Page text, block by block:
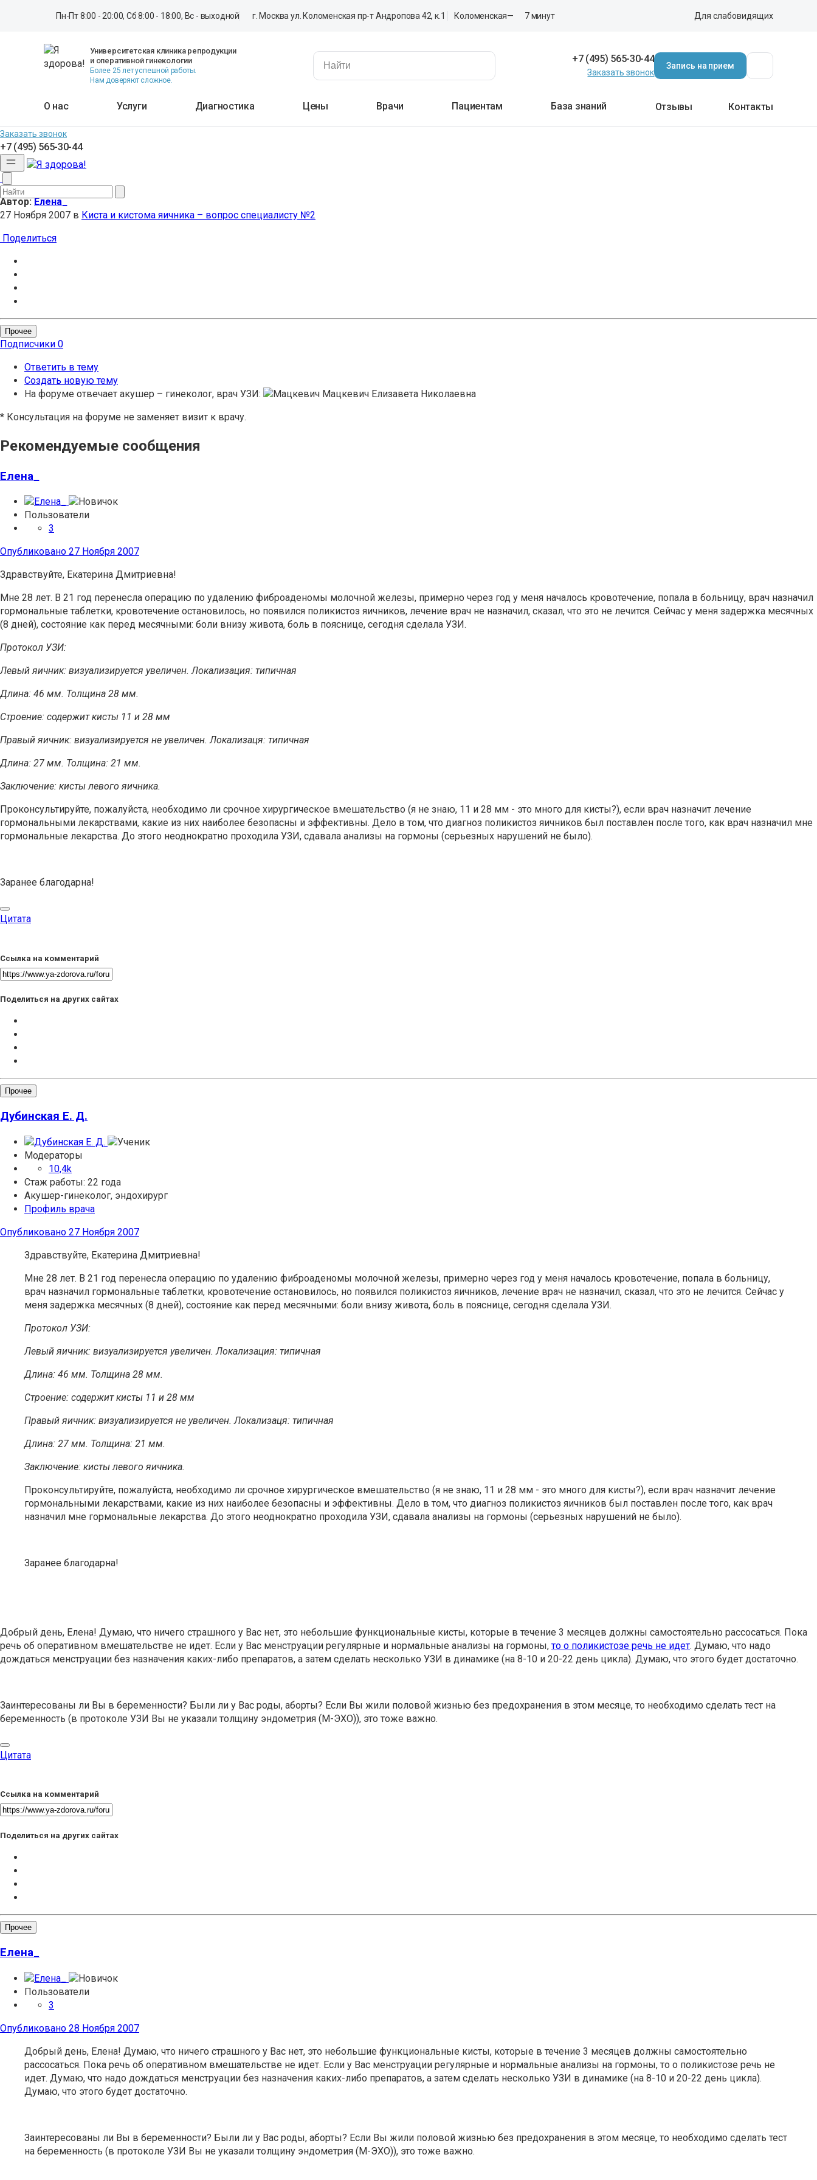
Пн-Пт 8:00 - 20:00, Сб 8:00 - 18:00, Вс - выходной г. Москва ул. Коломенская пр-т Андропова 42, к.1 Коломенская— 7 минут Для слабовидящих
Университетская клиника репродукции
и оперативной гинекологии
Более 25 лет успешной работы.
Нам доверяют сложное.
+7 (495) 565-30-44
Заказать звонок
Запись на прием
О нас Услуги Диагностика Цены Врачи Пациентам База знаний Отзывы Контакты
Заказать звонок
+7 (495) 565-30-44
Для слабовидящих
Вся активность
Главная
ON-LINE КОНСУЛЬТАЦИЯ
Киста – вопрос специалисту №3
Киста – вопрос специалисту №3
Автор:Елена_
27 Ноября 2007 в Киста и кистома яичника – вопрос специалисту №2
Поделиться
Прочее
Подписчики 0
Ответить в тему
Создать новую тему
На форуме отвечает акушер – гинеколог, врач УЗИ:
Мацкевич Елизавета Николаевна
* Консультация на форуме не заменяет визит к врачу.
Рекомендуемые сообщения
Елена_
Пользователи
3
Опубликовано 27 Ноября 2007
Здравствуйте, Екатерина Дмитриевна!
Мне 28 лет. В 21 год перенесла операцию по удалению фиброаденомы молочной железы, примерно через год у меня началось кровотечение, попала в больницу, врач назначил
гормональные таблетки, кровотечение остановилось, но появился поликистоз яичников, лечение врач не назначил, сказал, что это не лечится. Сейчас у меня задержка месячных
(8 дней), состояние как перед месячными: боли внизу живота, боль в пояснице, сегодня сделала УЗИ.
Протокол УЗИ:
Левый яичник: визуализируется увеличен. Локализация: типичная
Длина: 46 мм. Толщина 28 мм.
Строение: содержит кисты 11 и 28 мм
Правый яичник: визуализируется не увеличен. Локализаця: типичная
Длина: 27 мм. Толщина: 21 мм.
Заключение: кисты левого яичника.
Проконсультируйте, пожалуйста, необходимо ли срочное хирургическое вмешательство (я не знаю, 11 и 28 мм - это много для кисты?), если врач назначит лечение
гормональными лекарствами, какие из них наиболее безопасны и эффективны. Дело в том, что диагноз поликистоз яичников был поставлен после того, как врач назначил мне
гормональные лекарства. До этого неоднократно проходила УЗИ, сдавала анализы на гормоны (серьезных нарушений не было).
Заранее благодарна!
Цитата
Ссылка на комментарий
Поделиться на других сайтах
Прочее
Дубинская Е. Д.
Модераторы
10,4k
Стаж работы: 22 года
Акушер-гинеколог, эндохирург
Профиль врача
Опубликовано 27 Ноября 2007
Здравствуйте, Екатерина Дмитриевна!
Мне 28 лет. В 21 год перенесла операцию по удалению фиброаденомы молочной железы, примерно через год у меня началось кровотечение, попала в больницу,
врач назначил гормональные таблетки, кровотечение остановилось, но появился поликистоз яичников, лечение врач не назначил, сказал, что это не лечится. Сейчас у
меня задержка месячных (8 дней), состояние как перед месячными: боли внизу живота, боль в пояснице, сегодня сделала УЗИ.
Протокол УЗИ:
Левый яичник: визуализируется увеличен. Локализация: типичная
Длина: 46 мм. Толщина 28 мм.
Строение: содержит кисты 11 и 28 мм
Правый яичник: визуализируется не увеличен. Локализаця: типичная
Длина: 27 мм. Толщина: 21 мм.
Заключение: кисты левого яичника.
Проконсультируйте, пожалуйста, необходимо ли срочное хирургическое вмешательство (я не знаю, 11 и 28 мм - это много для кисты?), если врач назначит лечение
гормональными лекарствами, какие из них наиболее безопасны и эффективны. Дело в том, что диагноз поликистоз яичников был поставлен после того, как врач
назначил мне гормональные лекарства. До этого неоднократно проходила УЗИ, сдавала анализы на гормоны (серьезных нарушений не было).
Заранее благодарна!
Добрый день, Елена! Думаю, что ничего страшного у Вас нет, это небольшие функциональные кисты, которые в течение 3 месяцев должны самостоятельно рассосаться. Пока
речь об оперативном вмешательстве не идет. Если у Вас менструации регулярные и нормальные анализы на гормоны,то о поликистозе речь не идет. Думаю, что надо
дождаться менструации без назначения каких-либо препаратов, а затем сделать несколько УЗИ в динамике (на 8-10 и 20-22 день цикла). Думаю, что этого будет достаточно.
Заинтересованы ли Вы в беременности? Были ли у Вас роды, аборты? Если Вы жили половой жизнью без предохранения в этом месяце, то необходимо сделать тест на
беременность (в протоколе УЗИ Вы не указали толщину эндометрия (М-ЭХО)), это тоже важно.
Цитата
Ссылка на комментарий
Поделиться на других сайтах
Прочее
Елена_
Пользователи
3
Опубликовано 28 Ноября 2007
Добрый день, Елена! Думаю, что ничего страшного у Вас нет, это небольшие функциональные кисты, которые в течение 3 месяцев должны самостоятельно
рассосаться. Пока речь об оперативном вмешательстве не идет. Если у Вас менструации регулярные и нормальные анализы на гормоны, то о поликистозе речь не
идет. Думаю, что надо дождаться менструации без назначения каких-либо препаратов, а затем сделать несколько УЗИ в динамике (на 8-10 и 20-22 день цикла).
Думаю, что этого будет достаточно.
Заинтересованы ли Вы в беременности? Были ли у Вас роды, аборты? Если Вы жили половой жизнью без предохранения в этом месяце, то необходимо сделать тест
на беременность (в протоколе УЗИ Вы не указали толщину эндометрия (М-ЭХО)), это тоже важно.